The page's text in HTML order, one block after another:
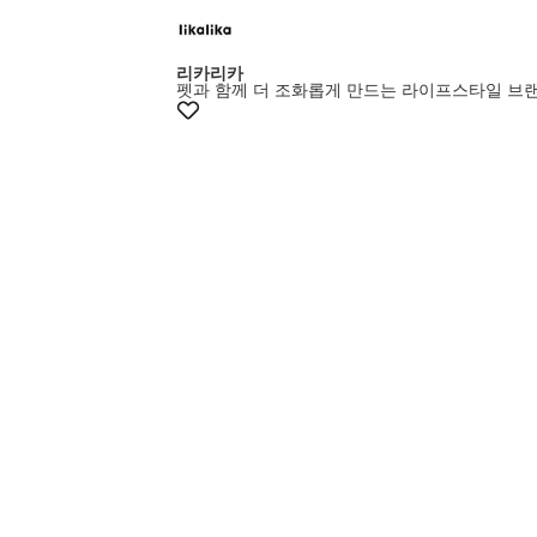
+15% 쿠폰
리카리카
펫과 함께 더 조화롭게 만드는 라이프스타일 브